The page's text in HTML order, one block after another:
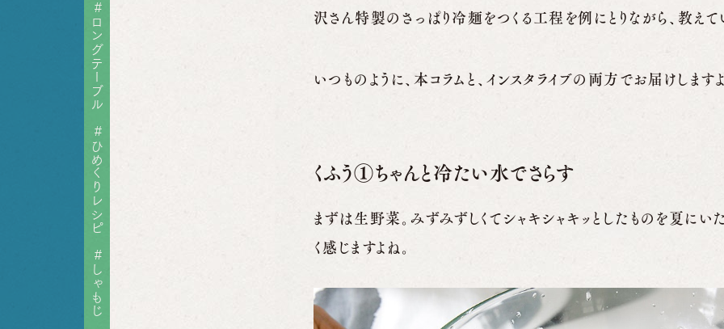
沢さん特製のさっぱり冷麺をつくる工程を例にとりながら、教えて
いつものように、本コラムと、インスタライブの両方でお届けしますよ
くふう①ちゃんと冷たい水でさらす
まずは生野菜。みずみずしくてシャキシャキッとしたものを夏にい
く感じますよね。
#
ロングテーブル
#
ひめくりレシピ
#
しゃもじ